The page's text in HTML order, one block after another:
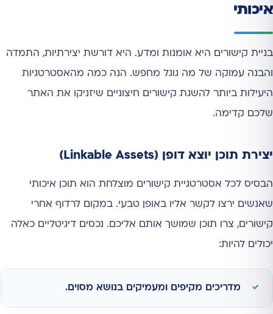
איכותי
בניית קישורים היא אומנות ומדע. היא דורשת יצירתיות, התמדה
והבנה עמוקה של מה גוגל מחפש. הנה כמה מהאסטרטגיות
היעילות ביותר להשגת קישורים חיצוניים שיזניקו את האתר
שלכם קדימה.
יצירת תוכן יוצא דופן (Linkable Assets)
הבסיס לכל אסטרטגיית קישורים מוצלחת הוא תוכן איכותי
שאנשים ירצו לקשר אליו באופן טבעי. במקום לרדוף אחרי
קישורים, צרו תוכן שמושך אותם אליכם. נכסים דיגיטליים כאלה
יכולים להיות:
מדריכים מקיפים ומעמיקים בנושא מסוים.